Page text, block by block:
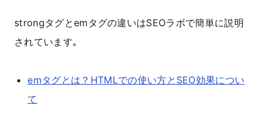
strongタグとemタグの違いはSEOラボで簡単に説明
されています｡
emタグとは？HTMLでの使い方とSEO効果につい
て